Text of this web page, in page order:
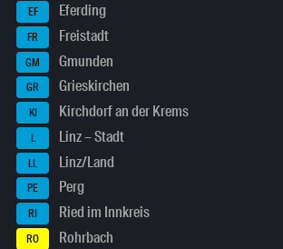
EF Eferding
FR Freistadt
GM Gmunden
GR Grieskirchen
KI Kirchdorf an der Krems
L Linz – Stadt
LL Linz/Land
PE Perg
RI Ried im Innkreis
RO Rohrbach